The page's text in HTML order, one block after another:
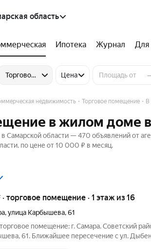
область
Ипотека Журнал Для
Торговое помещение
Цена –
недвижимость Торговое помещение
в жилом доме
области — 470 объявлений от
по цене от 10 000 ₽ в месяц.
· торговое помещение · 1 этаж из 16
,улица Карбышева,61
помещение: г. Самара. Советский
61. Ближайшее пересечение с ул.